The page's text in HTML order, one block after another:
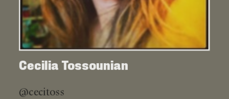
Cecilia Tossounian
@cecitoss